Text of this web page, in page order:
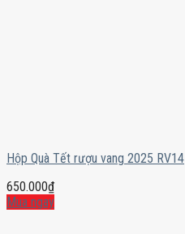
Hộp Quà Tết rượu vang 2025 RV14
650.000₫
Mua ngay